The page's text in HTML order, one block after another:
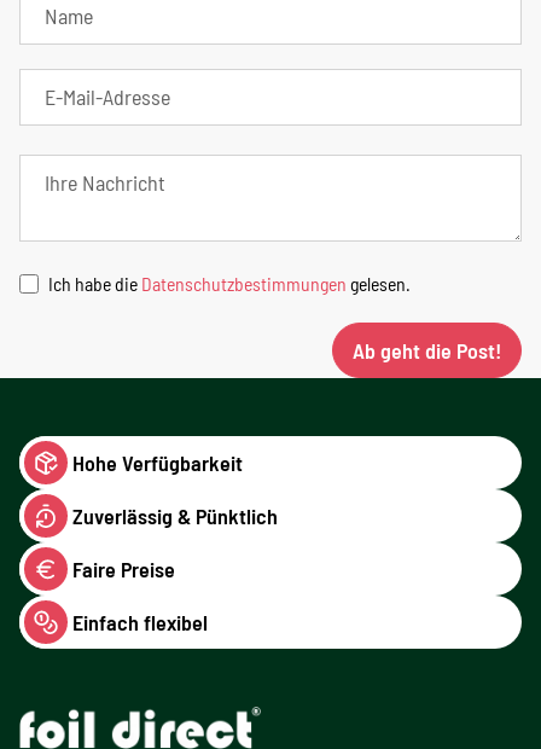
Ich habe die Datenschutzbestimmungen gelesen.
Ab geht die Post!
Hohe Verfügbarkeit
Zuverlässig & Pünktlich
Faire Preise
Einfach flexibel